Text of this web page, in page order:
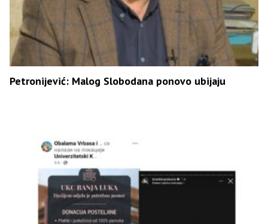
Petronijević: Malog Slobodana ponovo ubijaju